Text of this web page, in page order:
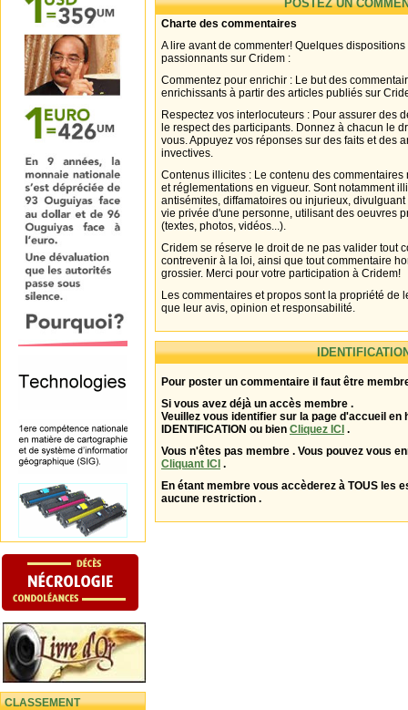
CLASSEMENT
POSTEZ UN
Charte des commentaires
A lire avant de commenter! Quelques
passionnants sur Cridem :
Commentez pour enrichir : Le but des
enrichissants à partir des articles publiés sur
Respectez vos interlocuteurs : Pour assurer des
le respect des participants. Donnez à chacun le
vous. Appuyez vos réponses sur des faits et des
invectives.
Contenus illicites : Le contenu des
et réglementations en vigueur. Sont notamment
antisémites, diffamatoires ou injurieux,
vie privée d'une personne, utilisant des oeuvres
(textes, photos, vidéos...).
Cridem se réserve le droit de ne pas valider tout
contrevenir à la loi, ainsi que tout commentaire
grossier. Merci pour votre participation à Cridem!
Les commentaires et propos sont la propriété de
que leur avis, opinion et responsabilité.
Pour poster un commentaire il faut être
Si vous avez déjà un accès membre .
Veuillez vous identifier sur la page d'accueil en
IDENTIFICATION ou bien Cliquez ICI .
Vous n'êtes pas membre . Vous pouvez vous
Cliquant ICI .
En étant membre vous accèderez à TOUS les
aucune restriction .